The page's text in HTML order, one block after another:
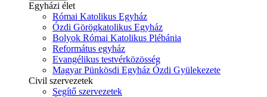
Egyházi élet
Római Katolikus Egyház
Ózdi Görögkatolikus Egyház
Bolyok Római Katolikus Plébánia
Református egyház
Evangélikus testvérközösség
Magyar Pünkösdi Egyház Ózdi Gyülekezete
Civil szervezetek
Segítő szervezetek